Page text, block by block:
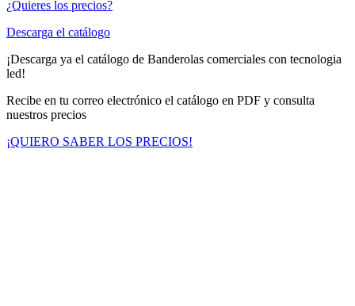
¿Quieres los precios?
Descarga el catálogo
¡Descarga ya el catálogo de Banderolas comerciales con tecnologia
led!
Recibe en tu correo electrónico el catálogo en PDF y consulta
nuestros precios
¡QUIERO SABER LOS PRECIOS!